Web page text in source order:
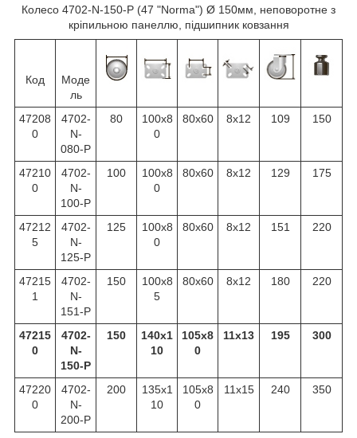
Колесо 4702-N-150-P (47 "Norma") Ø 150мм, неповоротне з
кріпильною панеллю, підшипник ковзання
Код
Моде
ль
47208
0
4702-
N-
080-P
80
100x8
0
80x60 8x12 109 150
47210
0
4702-
N-
100-P
100
100x8
0
80x60 8x12 129 175
47212
5
4702-
N-
125-P
125
100x8
0
80x60 8x12 151 220
47215
1
4702-
N-
151-P
150
100x8
5
80x60 8x12 180 220
47215
0
4702-
N-
150-P
150
140x1
10
105x8
0
11x13 195 300
47220
0
4702-
N-
200-P
200
135x1
10
105x8
0
11x15 240 350